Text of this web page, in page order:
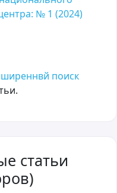
№ 1 (2024)
поиск
статьи